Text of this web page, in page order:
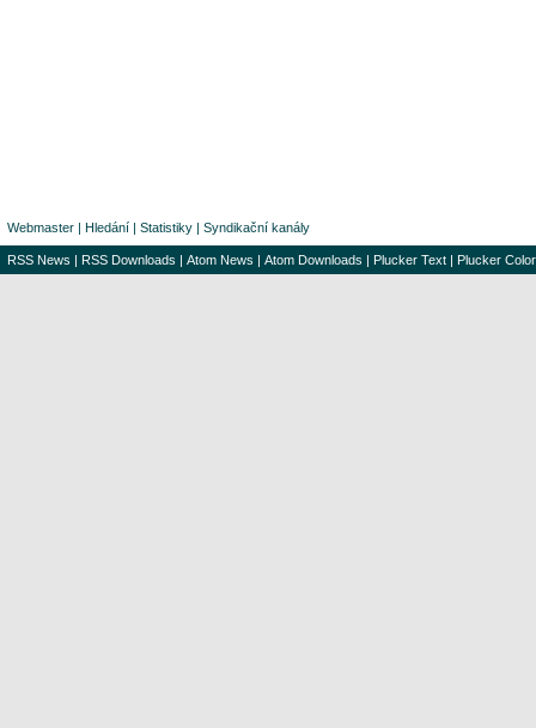
Webmaster | Hledání | Statistiky | Syndikační kanály
RSS News | RSS Downloads | Atom News | Atom Downloads | Plucker Text | Plucker Color